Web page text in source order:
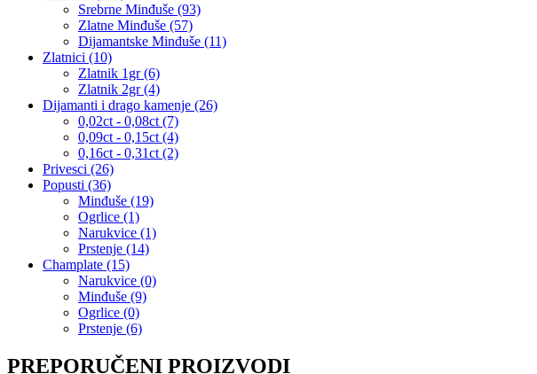
Srebrne Minđuše (93)
Zlatne Minđuše (57)
Dijamantske Minđuše (11)
Zlatnici (10)
Zlatnik 1gr (6)
Zlatnik 2gr (4)
Dijamanti i drago kamenje (26)
0,02ct - 0,08ct (7)
0,09ct - 0,15ct (4)
0,16ct - 0,31ct (2)
Privesci (26)
Popusti (36)
Minđuše (19)
Ogrlice (1)
Narukvice (1)
Prstenje (14)
Champlate (15)
Narukvice (0)
Minđuše (9)
Ogrlice (0)
Prstenje (6)
PREPORUČENI PROIZVODI